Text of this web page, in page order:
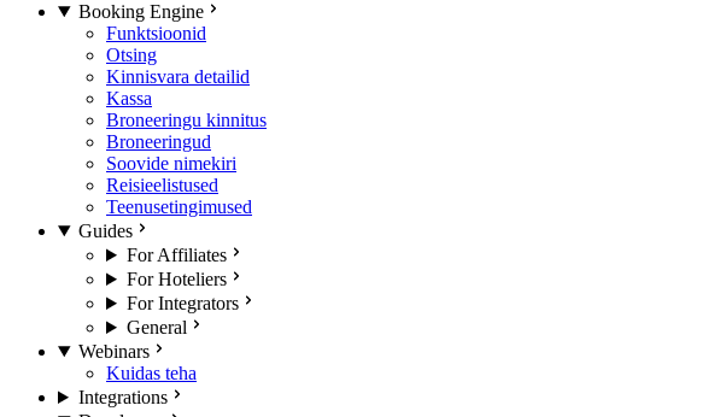
Booking Engine
Funktsioonid
Otsing
Kinnisvara detailid
Kassa
Broneeringu kinnitus
Broneeringud
Soovide nimekiri
Reisieelistused
Teenusetingimused
Guides
For Affiliates
For Hoteliers
For Integrators
General
Webinars
Kuidas teha
Integrations